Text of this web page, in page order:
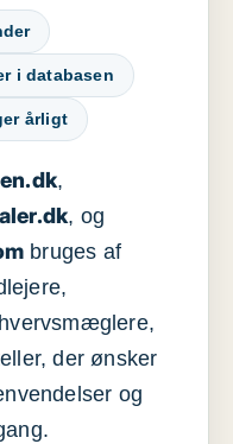
i databasen
årligt
,
, og
bruges af
der ønsker
og